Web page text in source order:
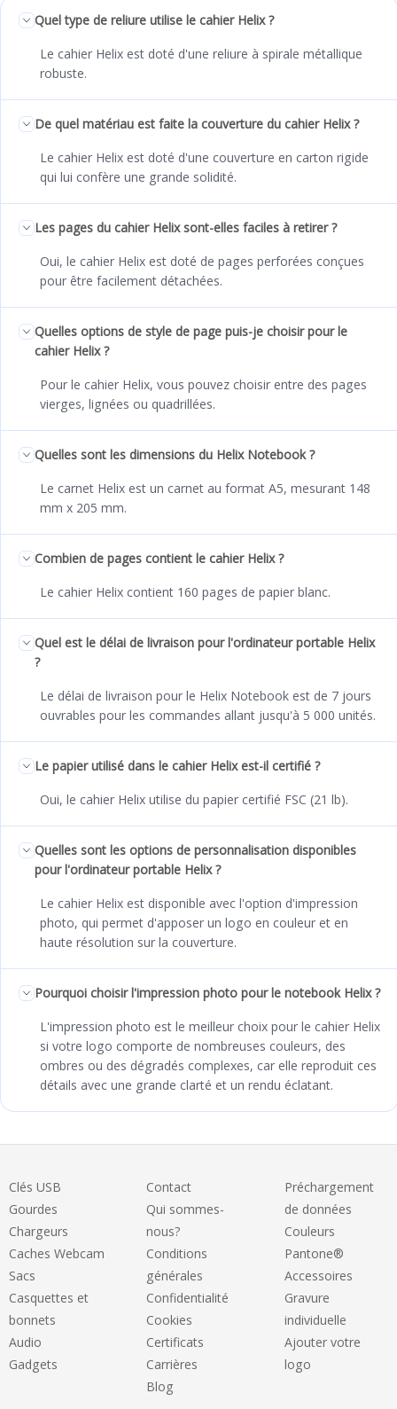
Quel type de reliure utilise le cahier Helix ?
Le cahier Helix est doté d'une reliure à spirale métallique
robuste.
De quel matériau est faite la couverture du cahier Helix ?
Le cahier Helix est doté d'une couverture en carton rigide
qui lui confère une grande solidité.
Les pages du cahier Helix sont-elles faciles à retirer ?
Oui, le cahier Helix est doté de pages perforées conçues
pour être facilement détachées.
Quelles options de style de page puis-je choisir pour le
cahier Helix ?
Pour le cahier Helix, vous pouvez choisir entre des pages
vierges, lignées ou quadrillées.
Quelles sont les dimensions du Helix Notebook ?
Le carnet Helix est un carnet au format A5, mesurant 148
mm x 205 mm.
Combien de pages contient le cahier Helix ?
Le cahier Helix contient 160 pages de papier blanc.
Quel est le délai de livraison pour l'ordinateur portable Helix
?
Le délai de livraison pour le Helix Notebook est de 7 jours
ouvrables pour les commandes allant jusqu'à 5 000 unités.
Le papier utilisé dans le cahier Helix est-il certifié ?
Oui, le cahier Helix utilise du papier certifié FSC (21 lb).
Quelles sont les options de personnalisation disponibles
pour l'ordinateur portable Helix ?
Le cahier Helix est disponible avec l'option d'impression
photo, qui permet d'apposer un logo en couleur et en
haute résolution sur la couverture.
Pourquoi choisir l'impression photo pour le notebook Helix ?
L'impression photo est le meilleur choix pour le cahier Helix
si votre logo comporte de nombreuses couleurs, des
ombres ou des dégradés complexes, car elle reproduit ces
détails avec une grande clarté et un rendu éclatant.
Clés USB
Gourdes
Chargeurs
Caches Webcam
Sacs
Casquettes et
bonnets
Audio
Gadgets
Contact
Qui sommes-
nous?
Conditions
générales
Confidentialité
Cookies
Certificats
Carrières
Blog
Préchargement
de données
Couleurs
Pantone®
Accessoires
Gravure
individuelle
Ajouter votre
logo